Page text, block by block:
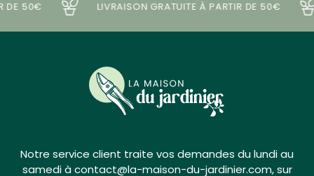
50€ LIVRAISON GRATUITE À PARTIR DE 50€
Notre service client traite vos demandes du lundi au
samedi à contact@la-maison-du-jardinier.com, sur